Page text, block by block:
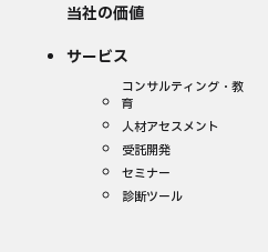
当社の価値
サービス
コンサルティング・教
育
人材アセスメント
受託開発
セミナー
診断ツール